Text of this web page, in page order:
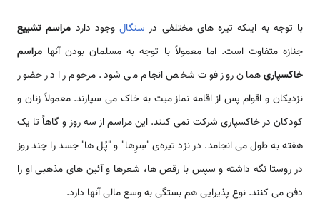
با توجه به اینکه تیره های مختلفی در سنگال وجود دارد مراسم تشییع
جنازه متفاوت است. اما معمولاً با توجه به مسلمان بودن آنها مراسم
خاکسپاریهمان روز فوت شخص انجام می شود. مرحوم را در حضور
نزدیکان و اقوام پس از اقامه نماز میت به خاک می سپارند. معمولاً زنان و
کودکان در خاکسپاری شرکت نمی کنند. این مراسم از سه روز و گاهاً تا یک
هفته به طول می انجامد. در نزد تیره‌ی "سِرِها" و "پُل ها" جسد را چند روز
در روستا نگه داشته و سپس با رقص ها، شعرها و آئین های مذهبی او را
دفن می کنند. نوع پذیرایی هم بستگی به وسع مالی آنها دارد.